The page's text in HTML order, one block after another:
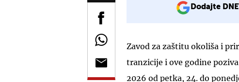
Dodajte
Zavod za zaštitu okoliša i
tranzicije i ove godine
2026 od petka, 24. do